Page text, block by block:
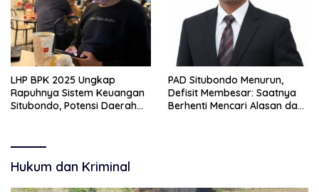
LHP BPK 2025 Ungkap
Rapuhnya Sistem Keuangan
Situbondo, Potensi Daerah
PAD Situbondo Menurun,
Defisit Membesar: Saatnya
Berhenti Mencari Alasan dan
Hukum dan Kriminal